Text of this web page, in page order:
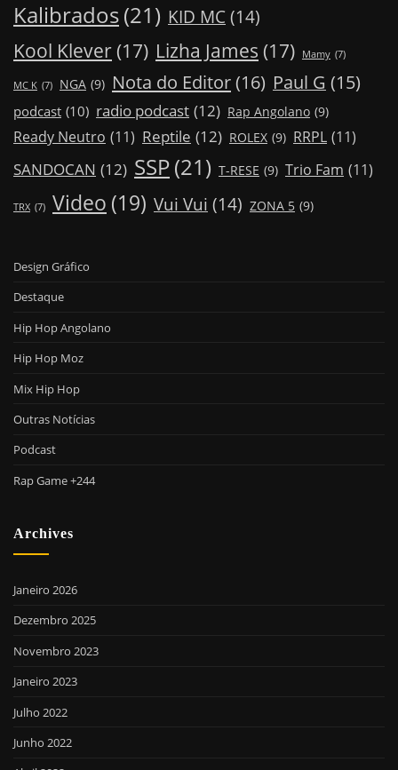
Kalibrados(21) KID MC (14)
Kool Klever (17) Lizha James (17) Mamy (7)
MC K (7) NGA (9) Nota do Editor(16) Paul G (15)
podcast (10) radio podcast (12) Rap Angolano (9)
Ready Neutro (11) Reptile (12) ROLEX (9) RRPL (11)
SANDOCAN (12) SSP(21) T-RESE (9) Trio Fam (11)
TRX (7) Video (19) Vui Vui (14) ZONA 5 (9)
Design Gráfico
Destaque
Hip Hop Angolano
Hip Hop Moz
Mix Hip Hop
Outras Notícias
Podcast
Rap Game +244
Archives
Janeiro 2026
Dezembro 2025
Novembro 2023
Janeiro 2023
Julho 2022
Junho 2022